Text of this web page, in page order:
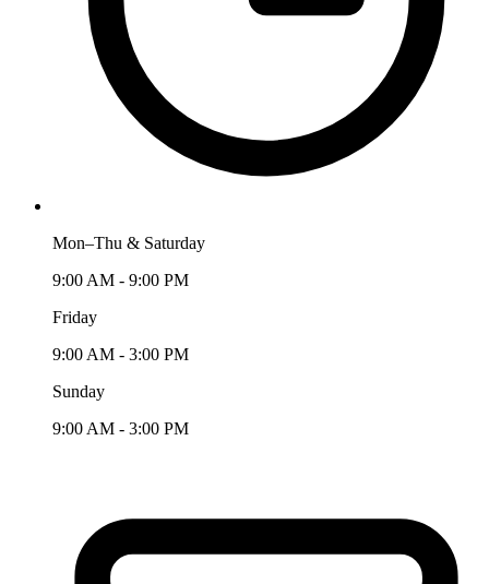
Mon–Thu & Saturday
9:00 AM - 9:00 PM
Friday
9:00 AM - 3:00 PM
Sunday
9:00 AM - 3:00 PM